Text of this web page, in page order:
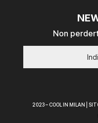
Non
2023 – COOL IN MILAN |